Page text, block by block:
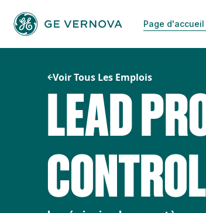
contenu
Page
Voir Tous Les Emplois
LEAD